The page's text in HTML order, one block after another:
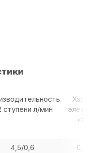
ступени л/мин
4,5/0,6